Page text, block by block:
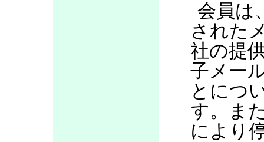
会員は
された
社の提
子メー
とにつ
す。ま
により